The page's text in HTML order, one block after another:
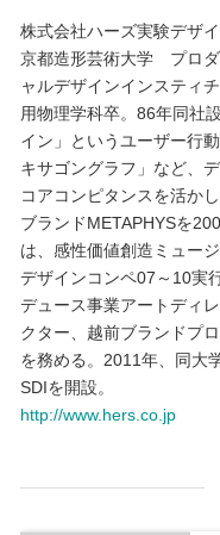
株式会社ハーズ実験デザ
京都造形芸術大学 プロダ
ャルデザインインスティ
用物理学科卒。86年同社
イン」というユーザー行
キサゴングラフ」など、
コアコンピタンスを活か
ブランドMETAPHYSを
は、感性価値創造ミュー
デザインコンペ07～10実
デュース事業アートディ
クター、越前ブランドプ
を務める。2011年、同大
SDIを開設。
http://www.hers.co.jp